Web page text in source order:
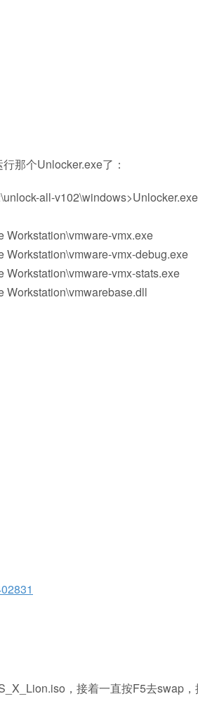
那个Unlocker.exe了：
all-v102\windows>Unlocker.exe
Workstation\vmware-vmx.exe
vmx-debug.exe
vmx-stats.exe
Workstation\vmwarebase.dll
，接着一直按F5去swap